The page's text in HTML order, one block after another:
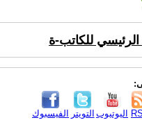
الرئيسي للكاتب-ة
الفيسبوك التويتر اليوتيوب